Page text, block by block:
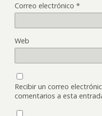
Correo electrónico *
Web
Recibir un correo
comentarios a esta